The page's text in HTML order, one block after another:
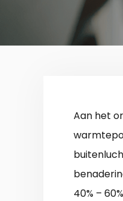
Aan het
40% –